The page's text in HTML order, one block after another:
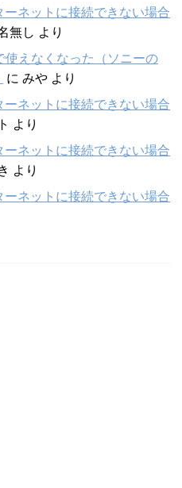
ネットに接続できない場合
無し より
えなくなった（ソニーの
に みや より
ネットに接続できない場合
より
ネットに接続できない場合
より
ネットに接続できない場合